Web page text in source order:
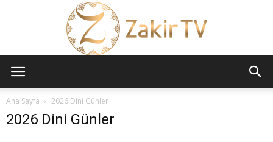
Ana Sayfa 2026 Dini Günler
2026 Dini Günler